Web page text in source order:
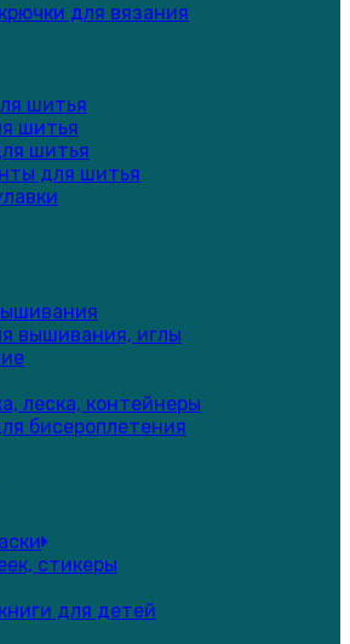
для вязания
шитья
шитья
шитья
для шитья
вышивания, иглы
леска, контейнеры
бисероплетения
стикеры
для детей